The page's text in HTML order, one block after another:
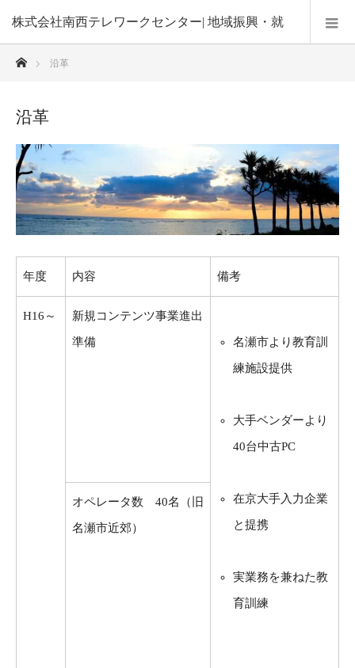
株式会社南西テレワークセンター| 地域振興・就
業機会の創出・在宅勤務による子育て支援
ホーム沿革
沿革
年度 内容 備考
H16～ 新規コンテンツ事業進出
準備 名瀬市より教育訓
練施設提供
大手ベンダーより
40台中古PC
在京大手入力企業
と提携
実業務を兼ねた教
育訓練
オペレータ数 40名（旧
名瀬市近郊）